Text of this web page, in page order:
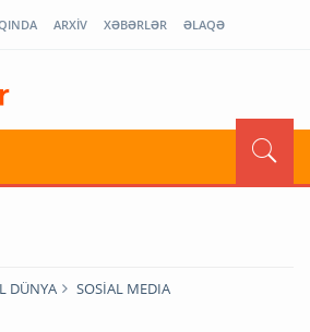
ARXİV XƏBƏRLƏR ƏLAQƏ
DÜNYA SOSİAL MEDIA